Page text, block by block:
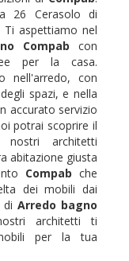
26 Cerasolo di
Ti aspettiamo nel
Compab con
per la casa.
nell'arredo, con
spazi, e nella
accurato servizio
potrai scoprire il
architetti
abitazione giusta
Compab che
dei mobili dai
diArredo bagno
architetti ti
per la tua